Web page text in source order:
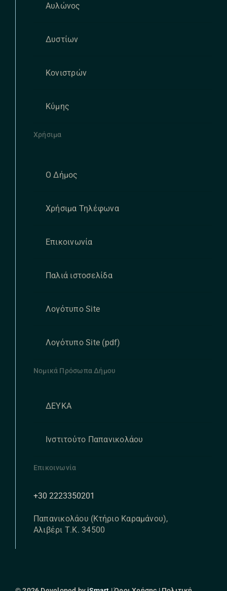
Αυλώνος
Δυστίων
Κονιστρών
Κύμης
Χρήσιμα
Ο Δήμος
Χρήσιμα Τηλέφωνα
Επικοινωνία
Παλιά ιστοσελίδα
Λογότυπο Site
Λογότυπο Site (pdf)
Νομικά Πρόσωπα Δήμου
ΔΕΥΚΑ
Ινστιτούτο Παπανικολάου
Επικοινωνία
+30 2223350201
Παπανικολάου (Κτήριο Καραμάνου),
Αλιβέρι Τ.Κ. 34500